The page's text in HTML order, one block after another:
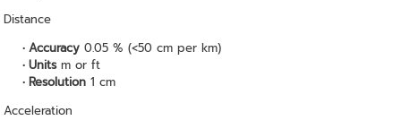
Distance
Accuracy 0.05 % (<50 cm per km)
Units m or ft
Resolution 1 cm
Acceleration